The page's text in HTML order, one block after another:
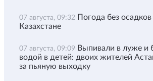
07 августа, 09:32 Погода без
Казахстане
07 августа, 09:09 Выпивали в луже и
водой в детей: двоих жителей
за пьяную выходку